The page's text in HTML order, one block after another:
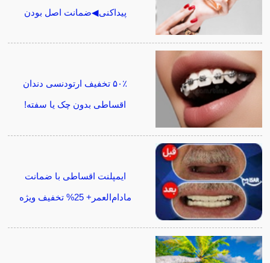
پیداکنی◀ضمانت اصل بودن
۵۰٪ تخفیف ارتودنسی دندان
اقساطی بدون چک یا سفته!
ایمپلنت اقساطی با ضمانت
مادام‌العمر+ 25% تخفیف ویژه